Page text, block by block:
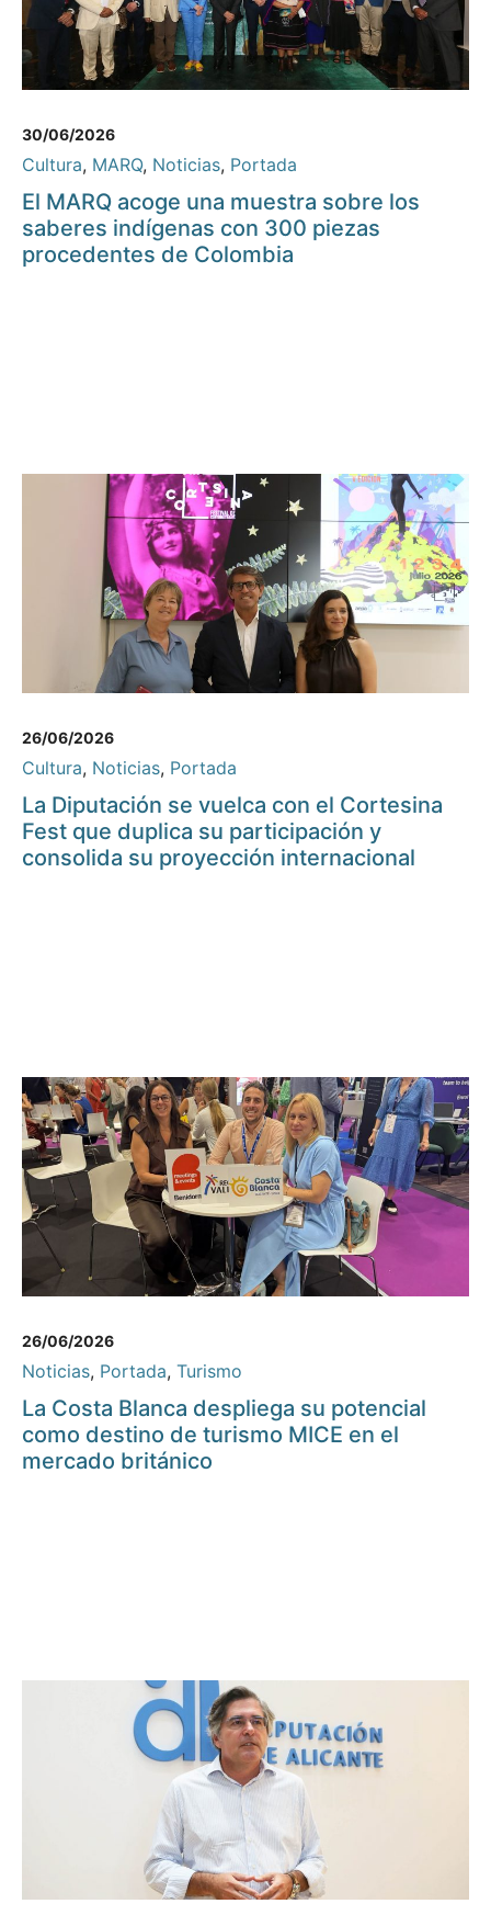
30/06/2026
Cultura, MARQ, Noticias, Portada
El MARQ acoge una muestra sobre los
saberes indígenas con 300 piezas
procedentes de Colombia
26/06/2026
Cultura, Noticias, Portada
La Diputación se vuelca con el Cortesina
Fest que duplica su participación y
consolida su proyección internacional
26/06/2026
Noticias, Portada, Turismo
La Costa Blanca despliega su potencial
como destino de turismo MICE en el
mercado británico